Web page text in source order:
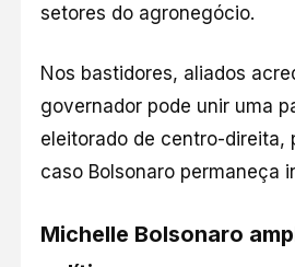
setores do agronegócio.
Nos bastidores, aliados
governador pode unir uma
eleitorado de centro-direita,
caso Bolsonaro permaneça
Michelle Bolsonaro